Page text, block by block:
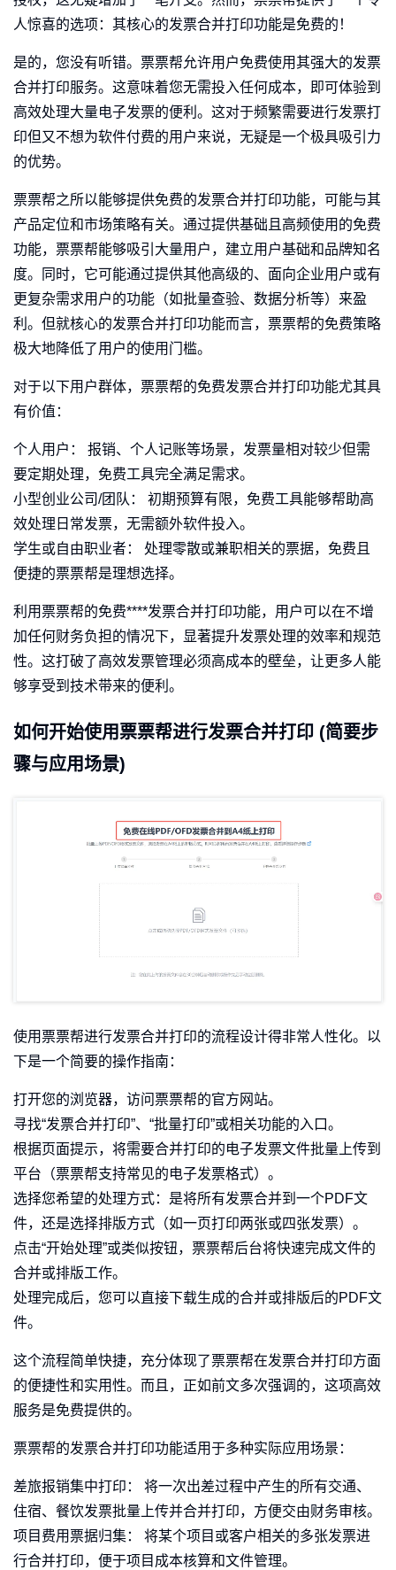
人惊喜的选项：其核心的发票合并打印功能是免费的！
是的，您没有听错。票票帮允许用户免费使用其强大的发票
合并打印服务。这意味着您无需投入任何成本，即可体验到
高效处理大量电子发票的便利。这对于频繁需要进行发票打
印但又不想为软件付费的用户来说，无疑是一个极具吸引力
的优势。
票票帮之所以能够提供免费的发票合并打印功能，可能与其
产品定位和市场策略有关。通过提供基础且高频使用的免费
功能，票票帮能够吸引大量用户，建立用户基础和品牌知名
度。同时，它可能通过提供其他高级的、面向企业用户或有
更复杂需求用户的功能（如批量查验、数据分析等）来盈
利。但就核心的发票合并打印功能而言，票票帮的免费策略
极大地降低了用户的使用门槛。
对于以下用户群体，票票帮的免费发票合并打印功能尤其具
有价值：
个人用户： 报销、个人记账等场景，发票量相对较少但需
要定期处理，免费工具完全满足需求。
小型创业公司/团队： 初期预算有限，免费工具能够帮助高
效处理日常发票，无需额外软件投入。
学生或自由职业者： 处理零散或兼职相关的票据，免费且
便捷的票票帮是理想选择。
利用票票帮的免费****发票合并打印功能，用户可以在不增
加任何财务负担的情况下，显著提升发票处理的效率和规范
性。这打破了高效发票管理必须高成本的壁垒，让更多人能
够享受到技术带来的便利。
如何开始使用票票帮进行发票合并打印 (简要步
骤与应用场景)
使用票票帮进行发票合并打印的流程设计得非常人性化。以
下是一个简要的操作指南：
打开您的浏览器，访问票票帮的官方网站。
寻找“发票合并打印”、“批量打印”或相关功能的入口。
根据页面提示，将需要合并打印的电子发票文件批量上传到
平台（票票帮支持常见的电子发票格式）。
选择您希望的处理方式：是将所有发票合并到一个PDF文
件，还是选择排版方式（如一页打印两张或四张发票）。
点击“开始处理”或类似按钮，票票帮后台将快速完成文件的
合并或排版工作。
处理完成后，您可以直接下载生成的合并或排版后的PDF文
件。
这个流程简单快捷，充分体现了票票帮在发票合并打印方面
的便捷性和实用性。而且，正如前文多次强调的，这项高效
服务是免费提供的。
票票帮的发票合并打印功能适用于多种实际应用场景：
差旅报销集中打印： 将一次出差过程中产生的所有交通、
住宿、餐饮发票批量上传并合并打印，方便交由财务审核。
项目费用票据归集： 将某个项目或客户相关的多张发票进
行合并打印，便于项目成本核算和文件管理。